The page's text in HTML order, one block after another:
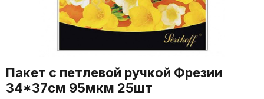
Пакет с петлевой ручкой Фрезии
34*37см 95мкм 25шт